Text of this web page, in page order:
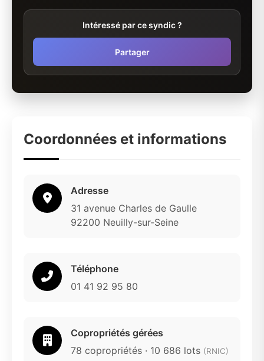
Intéressé par ce syndic ?
Partager
Coordonnées et informations
Adresse
31 avenue Charles de Gaulle
92200 Neuilly-sur-Seine
Téléphone
01 41 92 95 80
Copropriétés gérées
78 copropriétés · 10 686 lots (RNIC)